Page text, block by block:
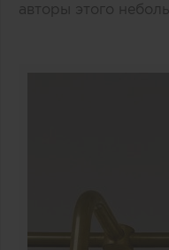
авторы этого